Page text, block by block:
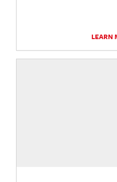
LEARN